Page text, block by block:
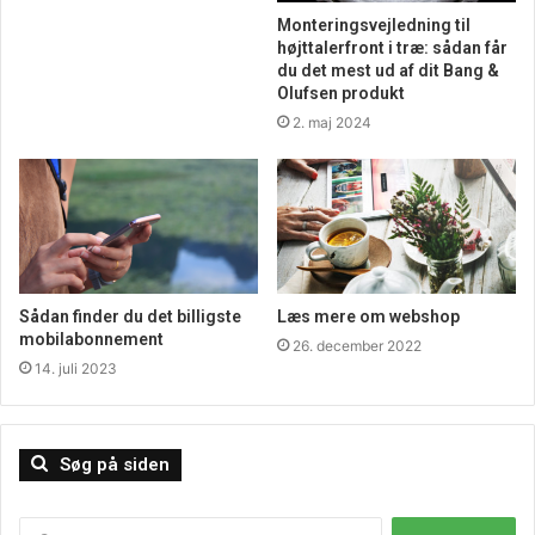
kan koste alverdens. Så kan man nemt komme til at betale
flere hundrede kroner for sådan en. Men hvis man klikker
sig ind på hjemmesiden her, så skulle der altså være en
god mulighed for at komme til at spare nogle penge på
det.
Monteringsvejledning til
højttalerfront i træ: sådan får
du det mest ud af dit Bang &
Olufsen produkt
2. maj 2024
Sådan finder du det billigste
mobilabonnement
14. juli 2023
Læs mere om webshop
26. december 2022
Søg på siden